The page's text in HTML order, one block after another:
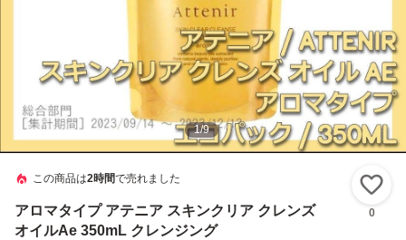
1/9
この商品は2時間で売れました
アロマタイプ アテニア スキンクリア クレンズ
オイルAe 350mL クレンジング
0